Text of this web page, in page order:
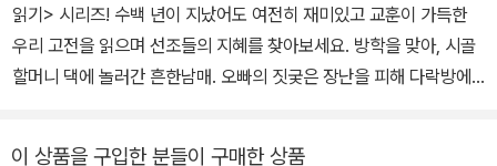
읽기> 시리즈! 수백 년이 지났어도 여전히 재미있고 교훈이 가득한
우리 고전을 읽으며 선조들의 지혜를 찾아보세요. 방학을 맞아, 시골
할머니 댁에 놀러간 흔한남매. 오빠의 짓궂은 장난을 피해 다락방에
이 상품을 구입한 분들이 구매한 상품